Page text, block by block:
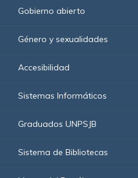
Gobierno abierto
Género y sexualidades
Accesibilidad
Sistemas Informáticos
Graduados UNPSJB
Sistema de Bibliotecas